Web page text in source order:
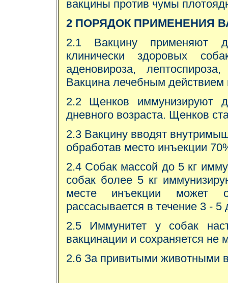
вакцины против чумы
2 ПОРЯДОК ПРИМЕНЕНИЯ
2.1 Вакцину применяют
клинически здоровых
аденовироза,
Вакцина лечебным действием
2.2 Щенков иммунизируют
дневного возраста. Щенков
2.3 Вакцину вводят
обработав место инъекции
2.4 Собак массой до 5 кг
собак более 5 кг
месте инъекции может
рассасывается в течение 3 - 5
2.5 Иммунитет у собак
вакцинации и сохраняется не
2.6 За привитыми животными